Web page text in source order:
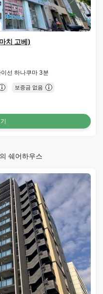
치 고베)
선 하나쿠마 3분
보증금 없음
쉐어하우스